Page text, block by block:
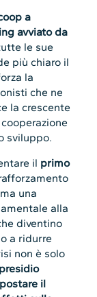
a
avviato da
le sue
più chiaro il
la
che ne
la crescente
sviluppo.
il primo
una
alla
diventino
a ridurre
non è solo
il